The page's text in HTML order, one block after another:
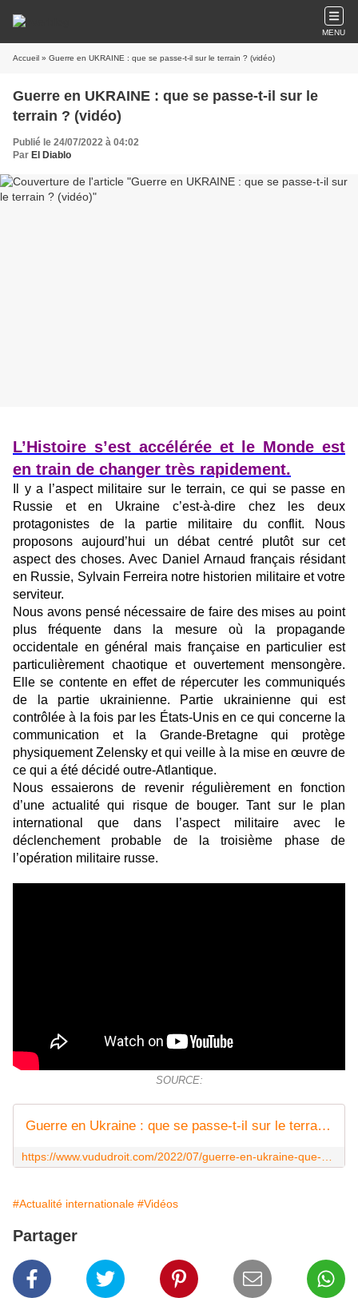
MENU
Accueil » Guerre en UKRAINE : que se passe-t-il sur le terrain ? (vidéo)
Guerre en UKRAINE : que se passe-t-il sur le
terrain ? (vidéo)
Publié le 24/07/2022 à 04:02
Par El Diablo
L’Histoire s’est accélérée et le Monde est
en train de changer très rapidement.
Il y a l’aspect militaire sur le terrain, ce qui se passe en
Russie et en Ukraine c’est-à-dire chez les deux
protagonistes de la partie militaire du conflit. Nous
proposons aujourd’hui un débat centré plutôt sur cet
aspect des choses. Avec Daniel Arnaud français résidant
en Russie, Sylvain Ferreira notre historien militaire et votre
serviteur.
Nous avons pensé nécessaire de faire des mises au point
plus fréquente dans la mesure où la propagande
occidentale en général mais française en particulier est
particulièrement chaotique et ouvertement mensongère.
Elle se contente en effet de répercuter les communiqués
de la partie ukrainienne. Partie ukrainienne qui est
contrôlée à la fois par les États-Unis en ce qui concerne la
communication et la Grande-Bretagne qui protège
physiquement Zelensky et qui veille à la mise en œuvre de
ce qui a été décidé outre-Atlantique.
Nous essaierons de revenir régulièrement en fonction
d’une actualité qui risque de bouger. Tant sur le plan
international que dans l’aspect militaire avec le
déclenchement probable de la troisième phase de
l’opération militaire russe.
SOURCE:
Guerre en Ukraine : que se passe-t-il sur le terrain ? - Vu du Droit
#Actualité internationale #Vidéos
Partager